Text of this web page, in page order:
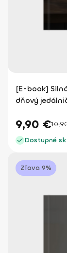
[E-book]
dňový
9,90 €
Dostupné
Zľava 9%